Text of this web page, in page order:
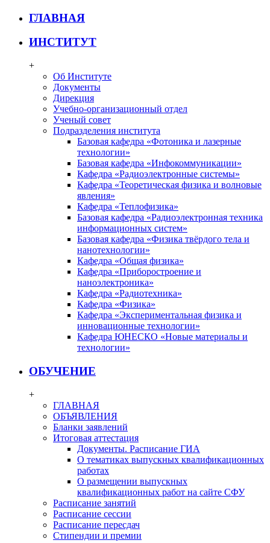
ГЛАВНАЯ
ИНСТИТУТ
+
Об Институте
Документы
Дирекция
Учебно-организационный отдел
Ученый совет
Подразделения института
Базовая кафедра «Фотоника и лазерные
технологии»
Базовая кафедра «Инфокоммуникации»
Кафедра «Радиоэлектронные системы»
Кафедра «Теоретическая физика и волновые
явления»
Кафедра «Теплофизика»
Базовая кафедра «Радиоэлектронная техника
информационных систем»
Базовая кафедра «Физика твёрдого тела и
нанотехнологии»
Кафедра «Общая физика»
Кафедра «Приборостроение и
наноэлектроника»
Кафедра «Радиотехника»
Кафедра «Физика»
Кафедра «Экспериментальная физика и
инновационные технологии»
Кафедра ЮНЕСКО «Новые материалы и
технологии»
ОБУЧЕНИЕ
+
ГЛАВНАЯ
ОБЪЯВЛЕНИЯ
Бланки заявлений
Итоговая аттестация
Документы. Расписание ГИА
О тематиках выпускных квалификационных
работах
О размещении выпускных
квалификационных работ на сайте СФУ
Расписание занятий
Расписание сессии
Расписание пересдач
Стипендии и премии